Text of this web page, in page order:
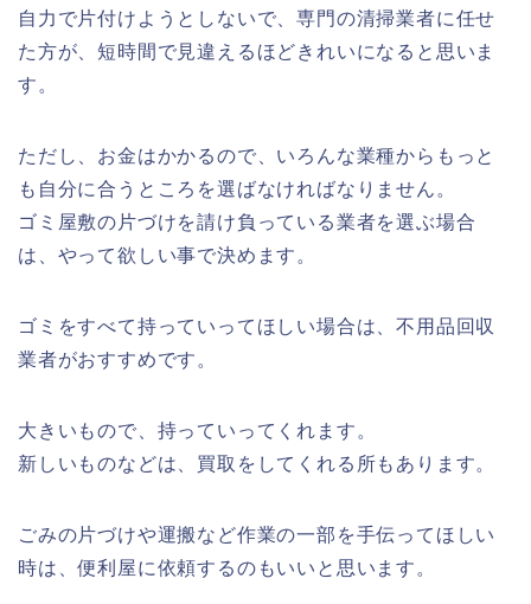
自力で片付けようとしないで、専門の清掃業者に任せ
た方が、短時間で見違えるほどきれいになると思いま
す。
ただし、お金はかかるので、いろんな業種からもっと
も自分に合うところを選ばなければなりません。
ゴミ屋敷の片づけを請け負っている業者を選ぶ場合
は、やって欲しい事で決めます。
ゴミをすべて持っていってほしい場合は、不用品回収
業者がおすすめです。
大きいもので、持っていってくれます。
新しいものなどは、買取をしてくれる所もあります。
ごみの片づけや運搬など作業の一部を手伝ってほしい
時は、便利屋に依頼するのもいいと思います。